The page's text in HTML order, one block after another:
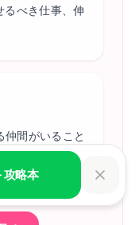
るべき仕事、伸
仲間がいること
化に変えます。
略本